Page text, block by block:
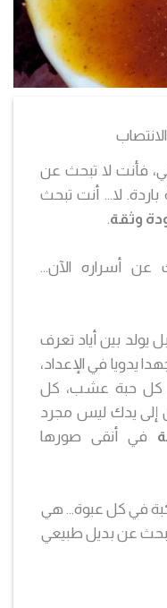
فأنت لا تبحث عن
لا… أنت تبحث
وثقة.
أسراره الآن…
يولد بين أياد تعرف
يدويا في الإعداد،
كل حبة عشب، كل
يدك ليس مجرد
في أنقى صورها
في كل عبوة… هي
يبحث عن بديل طبيعي